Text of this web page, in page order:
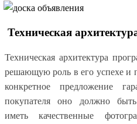
Техническая
Техническая архитектура
решающую роль в его успехе и
конкретное предложение
покупателя оно должно быть
иметь качественные